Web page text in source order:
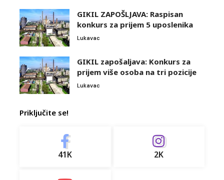
GIKIL ZAPOŠLJAVA: Raspisan
konkurs za prijem 5 uposlenika
Lukavac
GIKIL zapošaljava: Konkurs za
prijem više osoba na tri pozicije
Lukavac
Priključite se!
41K 2K